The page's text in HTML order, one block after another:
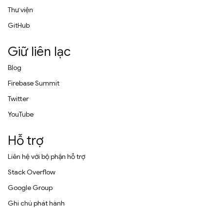
Thư viện
GitHub
Giữ liên lạc
Blog
Firebase Summit
Twitter
YouTube
Hỗ trợ
Liên hệ với bộ phận hỗ trợ
Stack Overflow
Google Group
Ghi chú phát hành